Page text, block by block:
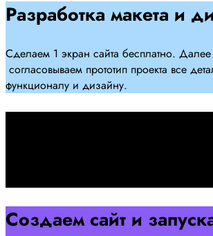
Разработка макета и
Сделаем 1 экран сайта бесплатно. Далее
согласовываем прототип проекта все
функционалу и дизайну.
Создаем сайт и